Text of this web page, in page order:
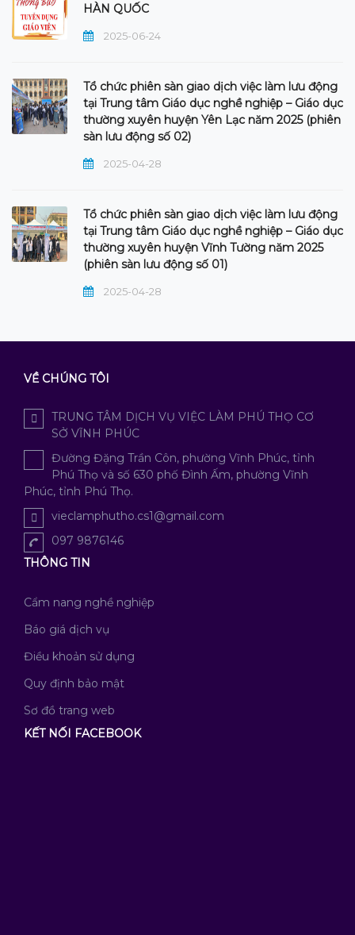
HÀN QUỐC
2025-06-24
Tổ chức phiên sàn giao dịch việc làm lưu động
tại Trung tâm Giáo dục nghề nghiệp – Giáo dục
thường xuyên huyện Yên Lạc năm 2025 (phiên
sàn lưu động số 02)
2025-04-28
Tổ chức phiên sàn giao dịch việc làm lưu động
tại Trung tâm Giáo dục nghề nghiệp – Giáo dục
thường xuyên huyện Vĩnh Tường năm 2025
(phiên sàn lưu động số 01)
2025-04-28
VỀ CHÚNG TÔI
TRUNG TÂM DỊCH VỤ VIỆC LÀM PHÚ THỌ CƠ
SỞ VĨNH PHÚC
Đường Đặng Trần Côn, phường Vĩnh Phúc, tỉnh
Phú Thọ và số 630 phố Đình Ấm, phường Vĩnh
Phúc, tỉnh Phú Thọ.
vieclamphutho.cs1@gmail.com
097 9876146
THÔNG TIN
Cẩm nang nghề nghiệp
Báo giá dịch vụ
Điều khoản sử dụng
Quy định bảo mật
Sơ đồ trang web
KẾT NỐI FACEBOOK